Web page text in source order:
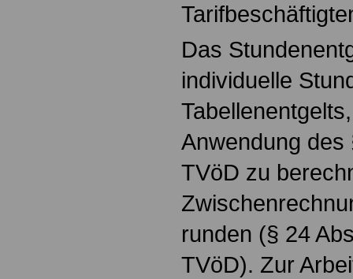
Das
individuelle
Anwendung des
TVöD zu
runden (§ 24
TVöD). Zur